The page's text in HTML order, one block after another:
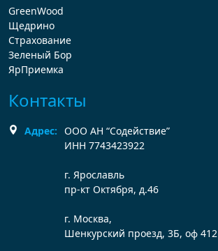
GreenWood
Щедрино
Страхование
Зеленый Бор
ЯрПриемка
Контакты
Адрес: ООО АН “Содействие”
ИНН 7743423922
г. Ярославль
пр-кт Октября, д.46
г. Москва,
Шенкурский проезд, 3Б, оф 412